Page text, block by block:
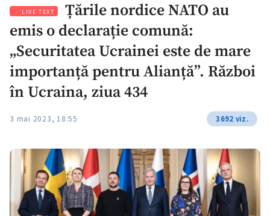
Special
+1
Blog
LIVE TEXT
Țările nordice NATO au
emis o declarație comună:
„Securitatea Ucrainei este de mare
importanță pentru Alianță”. Război
în Ucraina, ziua 434
3 mai 2023, 18:55 3692 viz.